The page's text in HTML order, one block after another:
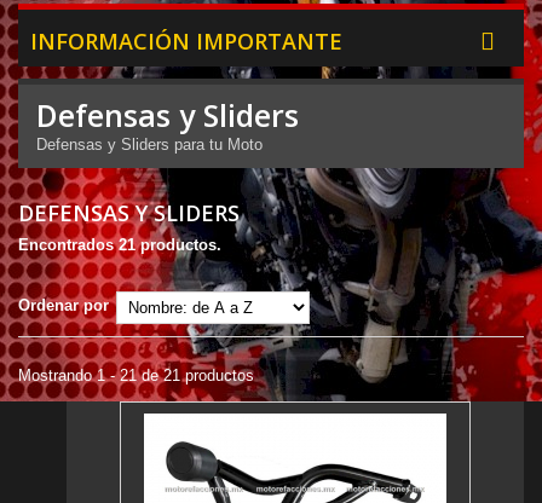
INFORMACIÓN IMPORTANTE
Defensas y Sliders
Defensas y Sliders para tu Moto
DEFENSAS Y SLIDERS
Encontrados 21 productos.
Ordenar por
Mostrando 1 - 21 de 21 productos